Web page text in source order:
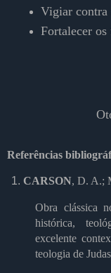
Vigiar contra
Fortalecer os
Referências
CARSON, D. A.;
Obra clássica
histórica,
excelente
teologia de